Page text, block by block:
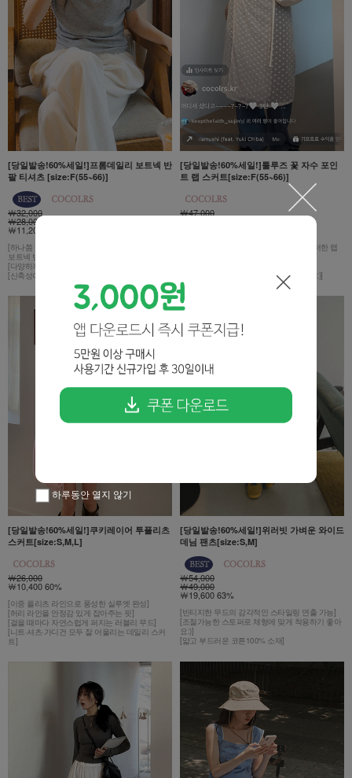
[당일발송!60%세일!]프롬데일리 보트넥 반
팔 티셔츠 [size:F(55~66)]
￦32,000
￦28,000
￦11,200 65%
[하나쯤 소장하고 있으면 데일리하게 즐기기 좋은
보트넥 반팔 티셔츠]
[다양하게 연출 가능한 제품!]
[신축성이 좋고 찰랑찰랑한 시원한 소재!]
[당일발송!60%세일!]툴루즈 꽃 자수 포인
트 랩 스커트[size:F(55~66)]
￦47,000
[데이지 꽃 자수로 룩에 발랄한 포인트를 더한 랩
[끈 스트랩으로 간편하게 착용하기 좋아요:)]
[당일발송!60%세일!]쿠키레이어 투플리츠
스커트[size:S,M,L]
￦26,000
￦10,400 60%
[이중 플리츠 라인으로 풍성한 실루엣 완성]
[허리 라인을 안정감 있게 잡아주는 핏]
[걸을 때마다 자연스럽게 퍼지는 러블리 무드]
[니트·셔츠·가디건 모두 잘 어울리는 데일리 스커
트]
[당일발송!60%세일!]위러빗 가벼운 와이드
데님 팬츠[size:S,M]
￦54,000
￦49,000
￦19,600 63%
[빈티지한 무드의 감각적인 스타일링 연출 가능]
[조절가능한 스토퍼로 체형에 맞게 착용하기 좋아
요:)]
[얇고 부드러운 코튼100% 소재]
하루동안 열지 않기